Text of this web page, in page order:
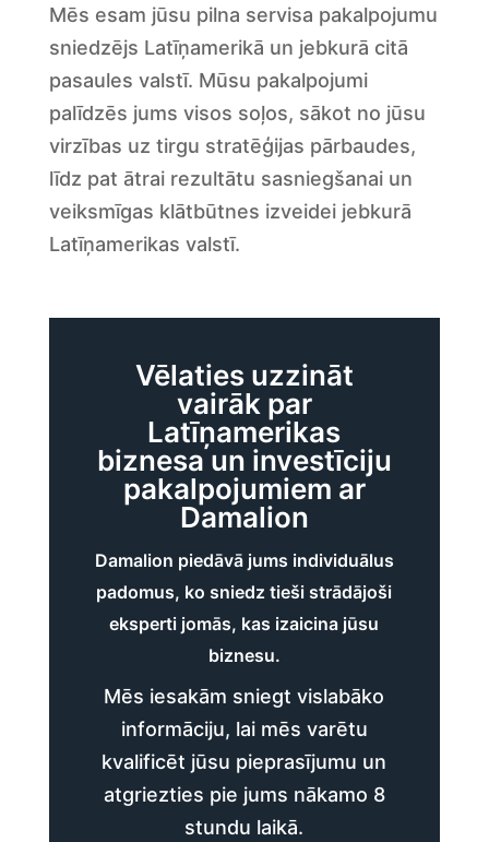
Mēs esam jūsu pilna servisa pakalpojumu
sniedzējs Latīņamerikā un jebkurā citā
pasaules valstī. Mūsu pakalpojumi
palīdzēs jums visos soļos, sākot no jūsu
virzības uz tirgu stratēģijas pārbaudes,
līdz pat ātrai rezultātu sasniegšanai un
veiksmīgas klātbūtnes izveidei jebkurā
Latīņamerikas valstī.
Vēlaties uzzināt
vairāk par
Latīņamerikas
biznesa un investīciju
pakalpojumiem ar
Damalion
Damalion piedāvā jums individuālus
padomus, ko sniedz tieši strādājoši
eksperti jomās, kas izaicina jūsu
biznesu.
Mēs iesakām sniegt vislabāko
informāciju, lai mēs varētu
kvalificēt jūsu pieprasījumu un
atgriezties pie jums nākamo 8
stundu laikā.